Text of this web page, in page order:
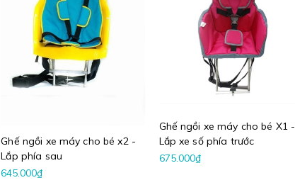
Ghế ngồi xe máy cho bé x2 -
Lắp phía sau
645.000₫
Ghế ngồi xe máy cho bé X1 -
Lắp xe số phía trước
675.000₫